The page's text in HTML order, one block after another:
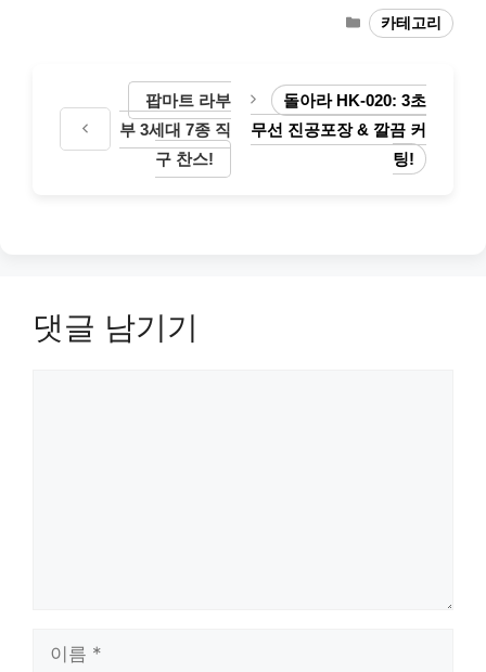
카
테
리
카테고리
팝마트 라부
부 3세대 7종 직
구 찬스!
돌아라 HK-020: 3초
무선 진공포장 & 깔끔 커
팅!
댓글 남기기